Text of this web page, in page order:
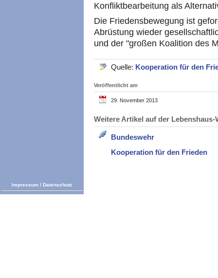
Konfliktbearbeitung als
Die Friedensbewegung ist
Abrüstung wieder
und der "großen Koalition des
Quelle: Kooperation für den
Veröffentlicht am
29. November 2013
Weitere Artikel auf der
Bundeswehr
Kooperation für den Frieden
Impressum / Datenschutz